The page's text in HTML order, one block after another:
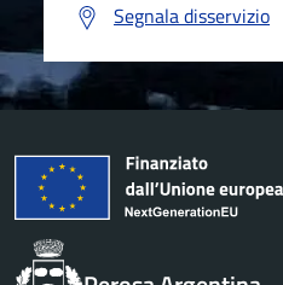
Segnala disservizio